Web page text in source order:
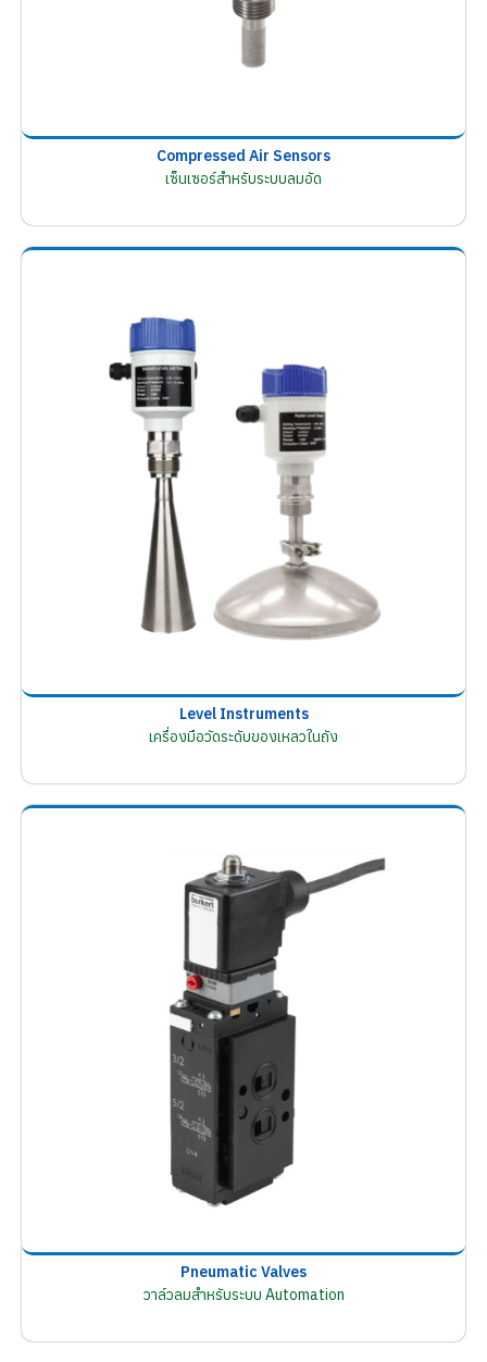
Compressed Air Sensors
เซ็นเซอร์สำหรับระบบลมอัด
Level Instruments
เครื่องมือวัดระดับของเหลวในถัง
Pneumatic Valves
วาล์วลมสำหรับระบบ Automation